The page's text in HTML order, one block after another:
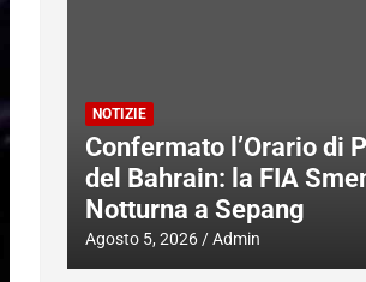
NOTIZIE
Confermato l’Orario di
del Bahrain: la FIA
Notturna a Sepang
Agosto 5, 2026 Admin